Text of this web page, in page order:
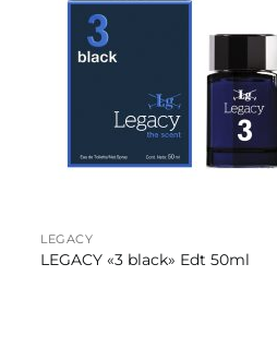
LEGACY
LEGACY «3 black» Edt 50ml